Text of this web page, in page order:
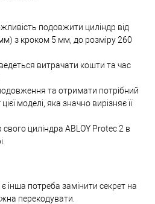
подовжити циліндр від
з кроком 5 мм, до розміру 260
витрачати кошти та час
та отримати потрібний
моделі, яка значно вирізняє її
циліндра ABLOY Protec 2 в
інша потреба замінити секрет на
перекодувати.